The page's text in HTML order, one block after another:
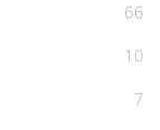
66
10
7